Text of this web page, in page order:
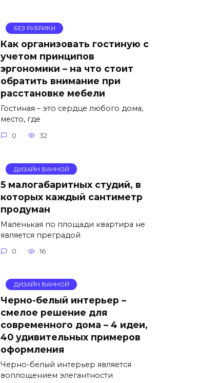
БЕЗ РУБРИКИ
Как организовать гостиную с
учетом принципов
эргономики – на что стоит
обратить внимание при
расстановке мебели
Гостиная – это сердце любого дома,
место, где
0 32
ДИЗАЙН ВАННОЙ
5 малогабаритных студий, в
которых каждый сантиметр
продуман
Маленькая по площади квартира не
является преградой
0 16
ДИЗАЙН ВАННОЙ
Черно-белый интерьер –
смелое решение для
современного дома – 4 идеи,
40 удивительных примеров
оформления
Черно-белый интерьер является
воплощением элегантности